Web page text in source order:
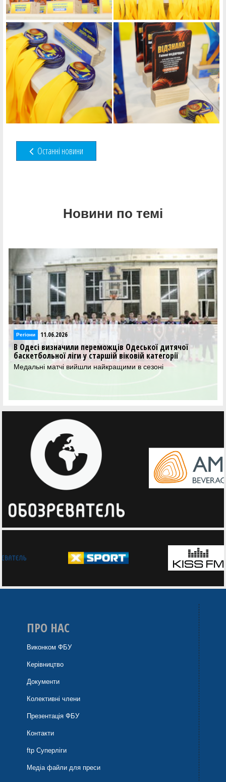
Останні новини
Новини по темі
Регіони 09.06.2026
Стартував літній баскетбольний табір, який
організувала Федерація баскетболу Київщини за
підтримки ФБУ
ПРО НАС
Виконком ФБУ
Керівництво
Документи
Колективні члени
Презентація ФБУ
Контакти
ftp Суперліги
Медіа файли для преси